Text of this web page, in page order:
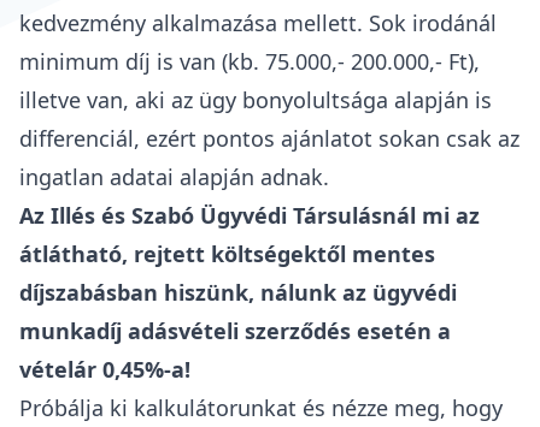
kedvezmény alkalmazása mellett. Sok irodánál
minimum díj is van (kb. 75.000,- 200.000,- Ft),
illetve van, aki az ügy bonyolultsága alapján is
differenciál, ezért pontos ajánlatot sokan csak az
ingatlan adatai alapján adnak.
Az Illés és Szabó Ügyvédi Társulásnál mi az
átlátható, rejtett költségektől mentes
díjszabásban hiszünk, nálunk az ügyvédi
munkadíj adásvételi szerződés esetén a
vételár 0,45%-a!
Próbálja ki kalkulátorunkat és nézze meg, hogy